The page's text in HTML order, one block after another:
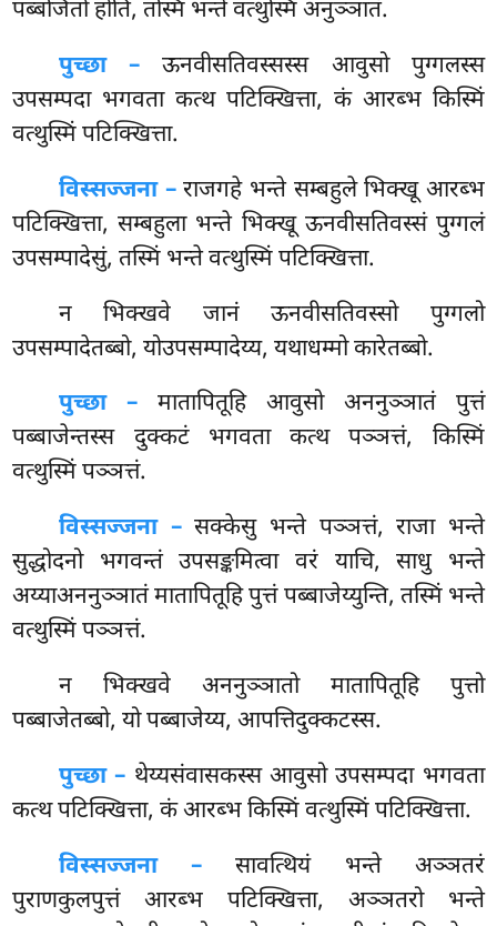
पब्बजितो होति, तस्मिं भन्ते वत्थुस्मिं अनुञ्ञातं.
पुच्छा – ऊनवीसतिवस्सस्स आवुसो पुग्गलस्स
उपसम्पदा भगवता कत्थ पटिक्खित्ता, कं आरब्भ किस्मिं
वत्थुस्मिं पटिक्खित्ता.
विस्सज्जना –राजगहे भन्ते सम्बहुले भिक्खू आरब्भ
पटिक्खित्ता, सम्बहुला भन्ते भिक्खू ऊनवीसतिवस्सं पुग्गलं
उपसम्पादेसुं, तस्मिं भन्ते वत्थुस्मिं पटिक्खित्ता.
नभिक्खवे जानं ऊनवीसतिवस्सो पुग्गलो
उपसम्पादेतब्बो, योउपसम्पादेय्य, यथाधम्मो कारेतब्बो.
पुच्छा –मातापितूहि आवुसो अननुञ्ञातं पुत्तं
पब्बाजेन्तस्स दुक्कटं भगवता कत्थ पञ्ञत्तं, किस्मिं
वत्थुस्मिं पञ्ञत्तं.
विस्सज्जना –सक्केसु भन्ते पञ्ञत्तं, राजा भन्ते
सुद्धोदनो भगवन्तं उपसङ्कमित्वा वरं याचि, साधु भन्ते
अय्याअननुञ्ञातं मातापितूहि पुत्तं पब्बाजेय्युन्ति, तस्मिं भन्ते
वत्थुस्मिं पञ्ञत्तं.
न भिक्खवे अननुञ्ञातो मातापितूहि पुत्तो
पब्बाजेतब्बो, यो पब्बाजेय्य, आपत्तिदुक्कटस्स.
पुच्छा – थेय्यसंवासकस्स आवुसो उपसम्पदा भगवता
कत्थ पटिक्खित्ता, कं आरब्भ किस्मिं वत्थुस्मिं पटिक्खित्ता.
विस्सज्जना – सावत्थियं भन्ते अञ्ञतरं
पुराणकुलपुत्तं आरब्भ पटिक्खित्ता, अञ्ञतरो भन्ते